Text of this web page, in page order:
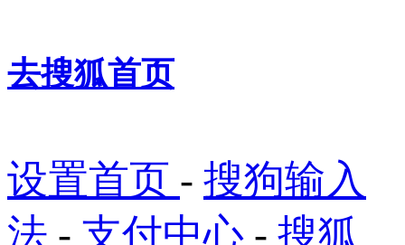
去搜狐首页
设置首页 - 搜狗输入
法 - 支付中心 - 搜狐